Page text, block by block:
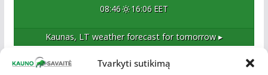
Tvarkyti sutikimą
08:46 16:06 EET
Kaunas, LTweather forecast for tomorrow ▸